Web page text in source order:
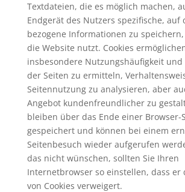
Textdateien, die es möglich machen,
Endgerät des Nutzers spezifische, auf
bezogene Informationen zu
die Website nutzt. Cookies
insbesondere Nutzungshäufigkeit
der Seiten zu ermitteln,
Seitennutzung zu analysieren, aber
Angebot kundenfreundlicher zu
bleiben über das Ende einer Browser-
gespeichert und können bei einem
Seitenbesuch wieder aufgerufen
das nicht wünschen, sollten Sie Ihren
Internetbrowser so einstellen, dass er
von Cookies verweigert.